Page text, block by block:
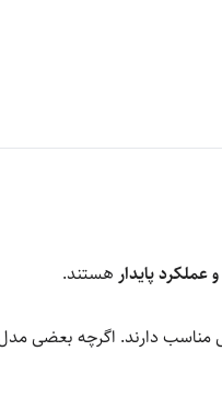
عملکرد پایدار هستند.
دارند. اگرچه بعضی